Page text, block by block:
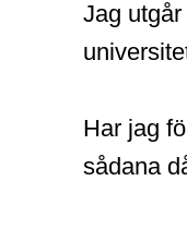
Jag
Har jag
sådana